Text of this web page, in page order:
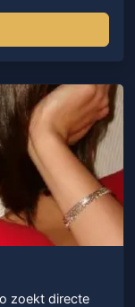
zoekt directe